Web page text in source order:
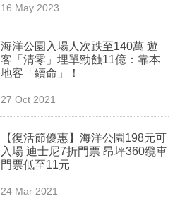
16 May 2023
海洋公園入場人次跌至140萬 遊
客「清零」埋單勁蝕11億：靠本
地客「續命」！
27 Oct 2021
【復活節優惠】海洋公園198元可
入場 迪士尼7折門票 昂坪360纜車
門票低至11元
24 Mar 2021